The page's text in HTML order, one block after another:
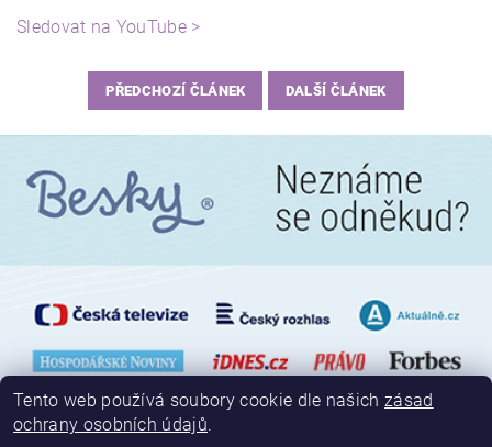
Sledovat na YouTube >
PŘEDCHOZÍ ČLÁNEK DALŠÍ ČLÁNEK
Tento web používá soubory cookie dle našichzásad
ochrany osobních údajů.